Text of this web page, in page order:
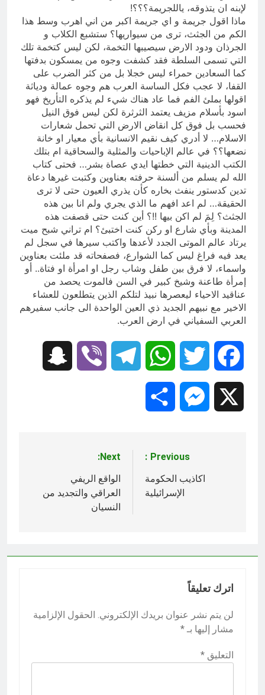
لإبنه ان يتذوقه، ياللجريمة؟؟؟!
ماذا اقول جريمة و اي جريمة اكبر من اني اهرب وسط هذا
الكم من الجثث، ترى من سيواريها؟ ستشبع الكلاب و
الجرذان ودود الارض سيصيبها التخمة، لكن ليس كتخمة تلك
التي تسمى السلطة فقد كشفت وجوه من يمسكون بدفتها
كما السعادين حمراء ليس خجلا بل من كثر الضرب على
القفا، لا عجب فكل الساسة العرب هم وجوه عمالة ودياثة
اقولها بملئ الفم فما عاد هناك شيء لم يذكره التأريخ فهو
اسود بأسلام مزيف يعتمد الثرثرة لكن ليس فوق النيل
فحسب بل فوق كل انقاض الارض التي تحمل شعارات
الاسلام… لا أدري كيف نقيم الانسانية بأي معيار او خانة
نضعها؟؟ في عالم الإباحيات والمثلية والسحاقية ام بتلك
الكتب الدينية التي خطتها ايدي عصاة بشر… فحتى كتاب
الله لم يسلم من ألسنة حرفته بعناوين وكتبت غيرها دعاة
تدين كدستور ينفث بخاره كأن يذري العيون حتى لا ترى
الحقيقة… لم اعد افهم ما الذي يجري ولم انا بين هذه
الجثث؟ لِمَ لم اكن بيها !!؟ أين كنت حتى قصفت هذه
المدينة وبأي شارع او ركن كنت اختبئ؟ ام تراني شبح ميت
يرتاد عالم الموتى الجدد لأعدها واكتب سيرها في سجل لم
يعد فيه فراغ ليس كما الشوارع، فصفحاته قد ملئت بعناوين
واسماء، لا فرق بين طفل وشاب رجل او امرأة او فتاة.. أو
إمرأة طاعنة وشيخ كبير في السن فالموت يحصد من
عناقيد الاحياء ليعصرها نبيذ لتلكم الذين يتطلعون للعشاء
الاخير مع نبيهم الجديد ذي العين الواحدة الى جانب سفيرهم
العربي السفياني في ارض العرب.
Facebook
Twitter
WhatsApp
Telegram
Viber
Messenger
المقالات
Previous:
اكاذيب الحكومة
الإسرائيلية
Next:
الواقع الريفي
العراقي والتجديد من
النسيان
اترك تعليقاً
لن يتم نشر عنوان بريدك الإلكتروني. الحقول الإلزامية
مشار إليها بـ *
التعليق *